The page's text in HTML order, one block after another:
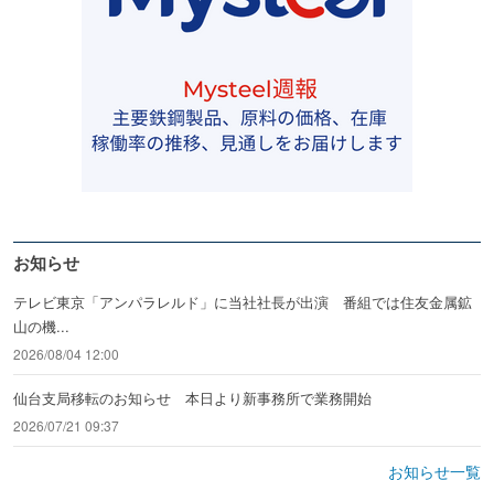
お知らせ
テレビ東京「アンパラレルド」に当社社長が出演 番組では住友金属鉱
山の機...
2026/08/04 12:00
仙台支局移転のお知らせ 本日より新事務所で業務開始
2026/07/21 09:37
お知らせ一覧